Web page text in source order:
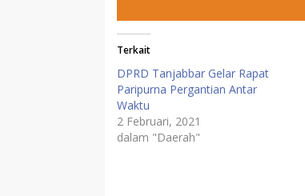
Terkait
DPRD Tanjabbar Gelar Rapat
Paripurna Pergantian Antar
Waktu
2 Februari, 2021
dalam "Daerah"